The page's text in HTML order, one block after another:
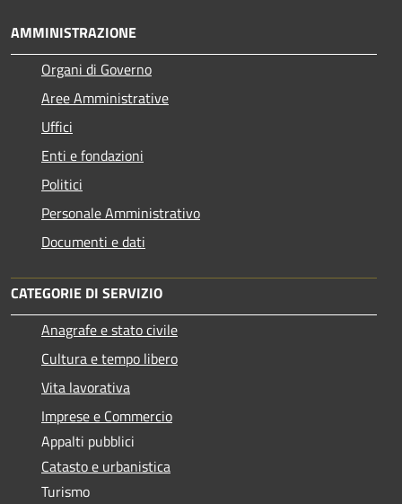
AMMINISTRAZIONE
Organi di Governo
Aree Amministrative
Uffici
Enti e fondazioni
Politici
Personale Amministrativo
Documenti e dati
CATEGORIE DI SERVIZIO
Anagrafe e stato civile
Cultura e tempo libero
Vita lavorativa
Imprese e Commercio
Appalti pubblici
Catasto e urbanistica
Turismo